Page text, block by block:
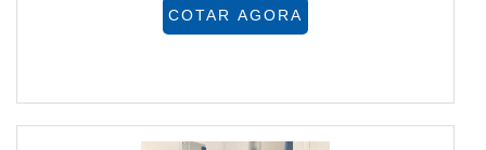
COTAR AGORA